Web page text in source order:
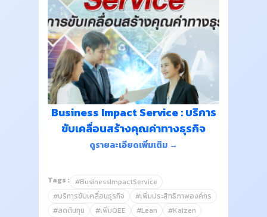
Business Impact Service : บริการ
ขับเคลื่อนสร้างคุณค่าทางธุรกิจ
ดูรายละเอียดเพิ่มเติม →
Tags : #BusinessImpactService
#บริการขับเคลื่อนธุรกิจ
#เพิ่มประสิทธิภาพองค์กร
#ลดต้นทุน
#เพิ่มOEE #Lean
#Kaizen